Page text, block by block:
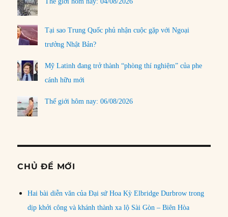
Tại sao Trung Quốc phủ nhận cuộc gặp với Ngoại
trưởng Nhật Bản?
Mỹ Latinh đang trở thành “phòng thí nghiệm” của phe
cánh hữu mới
Thế giới hôm nay: 06/08/2026
CHỦ ĐỀ MỚI
Hai bài diễn văn của Đại sứ Hoa Kỳ Elbridge Durbrow trong
dịp khởi công và khánh thành xa lộ Sài Gòn – Biên Hòa